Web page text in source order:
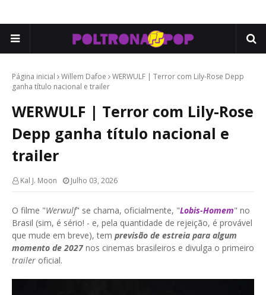
Página inicial Willem Dafoe
WERWULF | Terror com Lily-Rose Depp
ganha título nacional e trailer
WERWULF | Terror com Lily-Rose
Depp ganha título nacional e
trailer
Kal J. Moon Julho 03, 2026
O filme "Werwulf" se chama, oficialmente, "Lobis-Homem" no
Brasil (sim, é sério! - e, pela quantidade de rejeição, é provável
que mude em breve), tem previsão de estreia para algum
momento de 2027nos cinemas brasileiros e divulga o primeiro
trailer oficial.